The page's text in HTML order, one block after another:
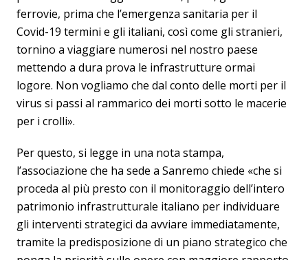
ferrovie, prima che l’emergenza sanitaria per il
Covid-19 termini e gli italiani, così come gli stranieri,
tornino a viaggiare numerosi nel nostro paese
mettendo a dura prova le infrastrutture ormai
logore. Non vogliamo che dal conto delle morti per il
virus si passi al rammarico dei morti sotto le macerie
per i crolli».
Per questo, si legge in una nota stampa,
l’associazione che ha sede a Sanremo chiede «che si
proceda al più presto con il monitoraggio dell’intero
patrimonio infrastrutturale italiano per individuare
gli interventi strategici da avviare immediatamente,
tramite la predisposizione di un piano strategico che